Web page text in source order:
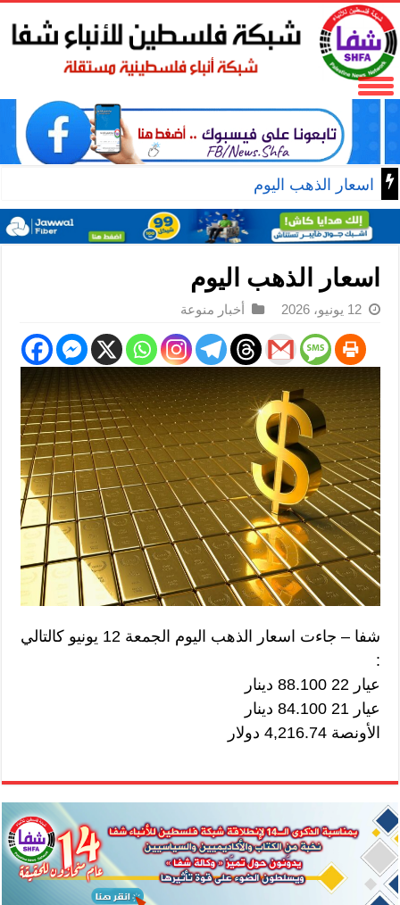
اسعار الذهب اليوم
اسعار الذهب اليوم
12 يونيو، 2026 أخبار منوعة
شفا – جاءت اسعار الذهب اليوم الجمعة 12 يونيو كالتالي
:
عيار 22 88.100 دينار
عيار 21 84.100 دينار
الأونصة 4,216.74 دولار